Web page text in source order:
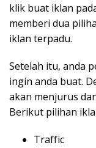
klik buat iklan
memberi dua
iklan terpadu.
Setelah itu, anda
ingin anda buat.
akan menjurus
Berikut pilihan
Traffic